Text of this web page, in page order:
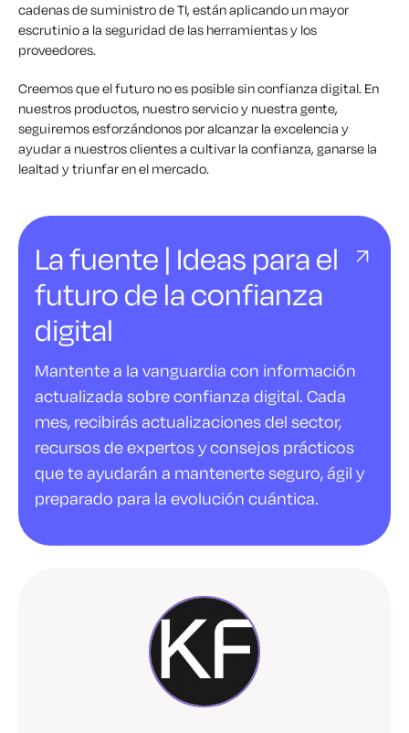
cadenas de suministro de TI, están aplicando un mayor
escrutinio a la seguridad de las herramientas y los
proveedores.
Creemos que el futuro no es posible sin confianza digital. En
nuestros productos, nuestro servicio y nuestra gente,
seguiremos esforzándonos por alcanzar la excelencia y
ayudar a nuestros clientes a cultivar la confianza, ganarse la
lealtad y triunfar en el mercado.
La fuente | Ideas para el
futuro de la confianza
digital
Mantente a la vanguardia con información
actualizada sobre confianza digital. Cada
mes, recibirás actualizaciones del sector,
recursos de expertos y consejos prácticos
que te ayudarán a mantenerte seguro, ágil y
preparado para la evolución cuántica.